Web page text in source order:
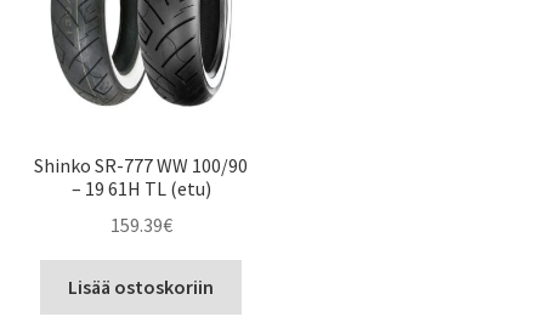
Shinko SR-777 WW 100/90
– 19 61H TL (etu)
159.39€
Lisää ostoskoriin